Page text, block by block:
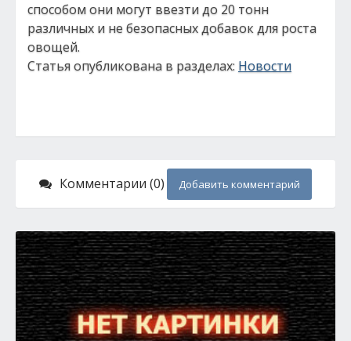
способом они могут ввезти до 20 тонн
различных и не безопасных добавок для роста
овощей.
Статья опубликована в разделах: Новости
Комментарии (0) Добавить комментарий